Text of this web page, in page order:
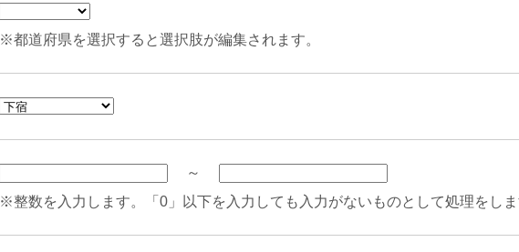
※都道府県を選択すると選択肢が編集されます。
～
※整数を入力します。「0」以下を入力しても入力がないものとして処理をし